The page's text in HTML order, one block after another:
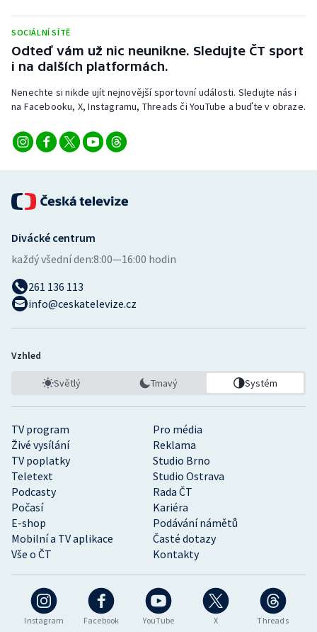
Veslování
Vodní slalom
Volejbal
SOCIÁLNÍ SÍTĚ
Odteď vám už nic neunikne. Sledujte ČT sport
i na dalších platformách.
Nenechte si nikde ujít nejnovější sportovní události. Sledujte nás i
na Facebooku, X, Instagramu, Threads či YouTube a buďte v obraze.
Instagram Facebook YouTube X Threads
TV program
Pro média
Živé vysílání
Reklama
TV poplatky
Studio Brno
Teletext
Studio Ostrava
Podcasty
Rada ČT
Počasí
Kariéra
E-shop
Podávání námětů
Mobilní a TV aplikace
Časté dotazy
Vše o ČT
Kontakty
Divácké centrum
každý všední den:8:00—16:00 hodin
261 136 113
info@ceskatelevize.cz
Vzhled
Světlý Tmavý Systém